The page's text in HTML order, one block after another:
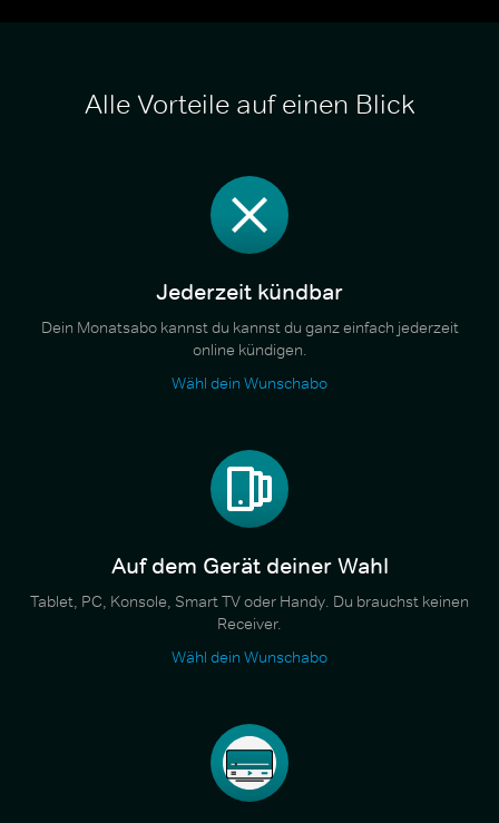
Alle Vorteile auf einen Blick
Jederzeit kündbar
Dein Monatsabo kannst du kannst du ganz einfach jederzeit
online kündigen.
Wähl dein Wunschabo
Auf dem Gerät deiner Wahl
Tablet, PC, Konsole, Smart TV oder Handy. Du brauchst keinen
Receiver.
Wähl dein Wunschabo